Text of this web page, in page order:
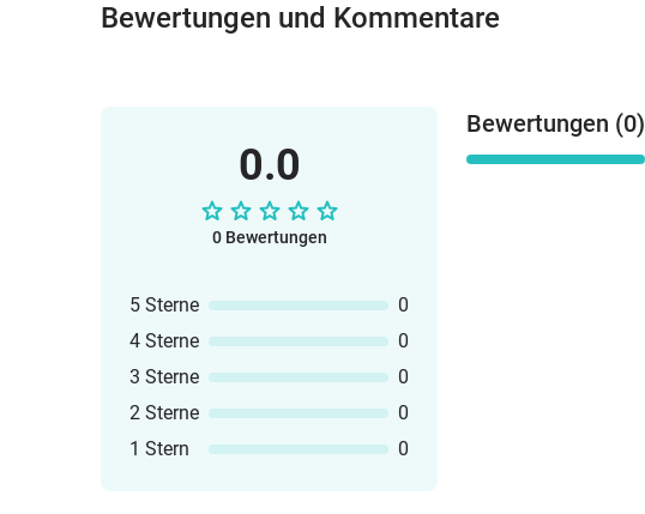
Bewertungen und Kommentare
0.0
0 Bewertungen
5 Sterne
0
4 Sterne
0
3 Sterne
0
2 Sterne
0
1 Stern
0
Bewertungen (0)